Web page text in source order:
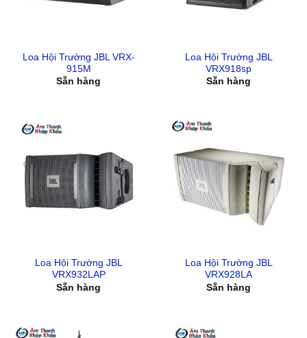
Loa Hội Trường JBL VRX-
915M
Sẵn hàng
Loa Hội Trường JBL
VRX918sp
Sẵn hàng
Loa Hội Trường JBL
VRX932LAP
Sẵn hàng
Loa Hội Trường JBL
VRX928LA
Sẵn hàng